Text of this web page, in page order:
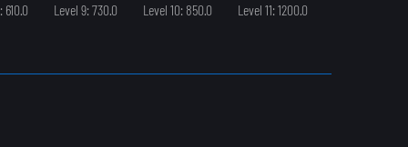
610.0 Level 9: 730.0 Level 10: 850.0
Level 11: 1200.0